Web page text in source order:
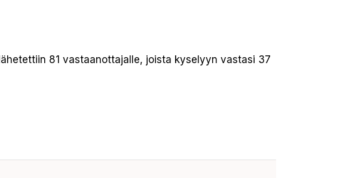
81 vastaanottajalle, joista kyselyyn vastasi 37